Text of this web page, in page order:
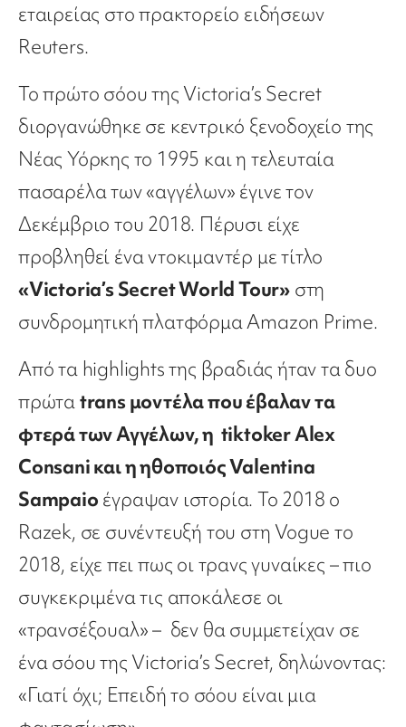
εταιρείας στο πρακτορείο ειδήσεων
Reuters.
Το πρώτο σόου της Victoria’s Secret
διοργανώθηκε σε κεντρικό ξενοδοχείο της
Νέας Υόρκης το 1995 και η τελευταία
πασαρέλα των «αγγέλων» έγινε τον
Δεκέμβριο του 2018. Πέρυσι είχε
προβληθεί ένα ντοκιμαντέρ με τίτλο
«Victoria’s Secret World Tour» στη
συνδρομητική πλατφόρμα Amazon Prime.
Από τα highlights της βραδιάς ήταν τα δυο
πρώταtrans μοντέλα που έβαλαν τα
φτερά των Αγγέλων, η tiktoker Alex
Consani και η ηθοποιός Valentina
Sampaio έγραψαν ιστορία. Το 2018 ο
Razek, σε συνέντευξή του στη Vogue το
2018, είχε πει πως οι τρανς γυναίκες – πιο
συγκεκριμένα τις αποκάλεσε οι
«τρανσέξουαλ» – δεν θα συμμετείχαν σε
ένα σόου της Victoria’s Secret, δηλώνοντας:
«Γιατί όχι; Επειδή το σόου είναι μια